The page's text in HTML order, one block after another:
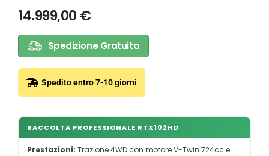
14.999,00 €
Spedizione Gratuita
Spedito entro 7-10 giorni
RACCOLTA PROFESSIONALE RTX102HD
Prestazioni: Trazione 4WD con motore V-Twin 724cc e